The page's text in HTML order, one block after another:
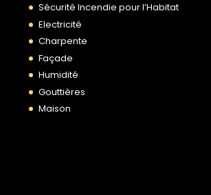
Sécurité Incendie pour l’Habitat
Electricité
Charpente
Façade
Humidité
Gouttières
Maison